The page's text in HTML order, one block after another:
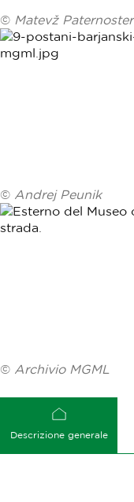
© Matevž Paternoster
© Andrej Peunik
© Archivio MGML
Descrizione generale